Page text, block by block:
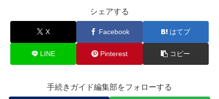
シェアする
X Facebook はてブ
LINE Pinterest コピー
手続きガイド編集部をフォローする